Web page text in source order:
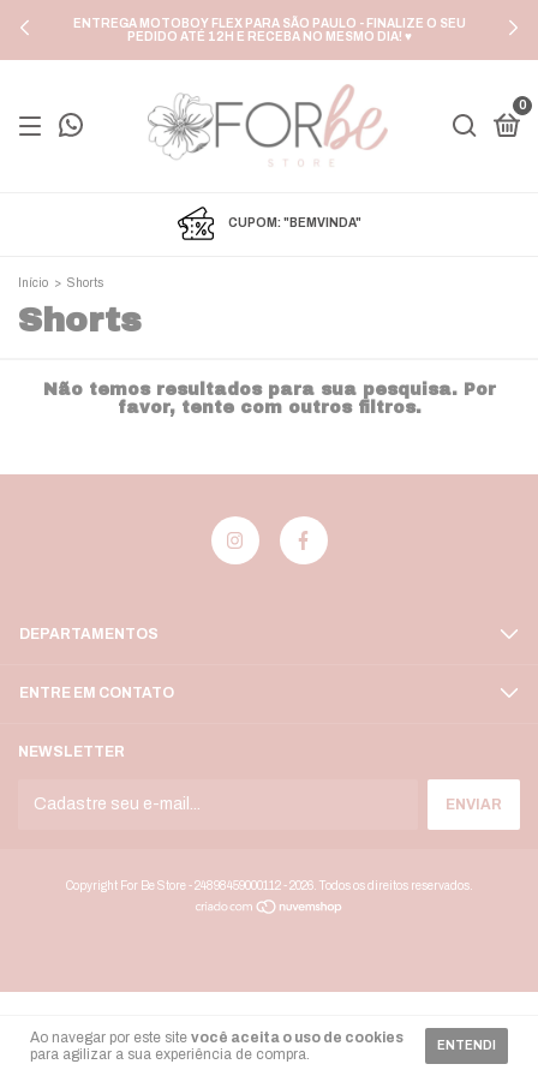
ENTREGA MOTOBOY FLEX PARA SÃO PAULO - FINALIZE O SEU
PEDIDO ATÉ 12H E RECEBA NO MESMO DIA! ♥
0
CUPOM: "BEMVINDA"
Ao navegar por este site você aceita o uso de cookies
para agilizar a sua experiência de compra.
ENTENDI
Início > Shorts
Shorts
Não temos resultados para sua pesquisa. Por
favor, tente com outros filtros.
DEPARTAMENTOS
ENTRE EM CONTATO
NEWSLETTER
Copyright For Be Store - 24898459000112 - 2026. Todos os direitos reservados.